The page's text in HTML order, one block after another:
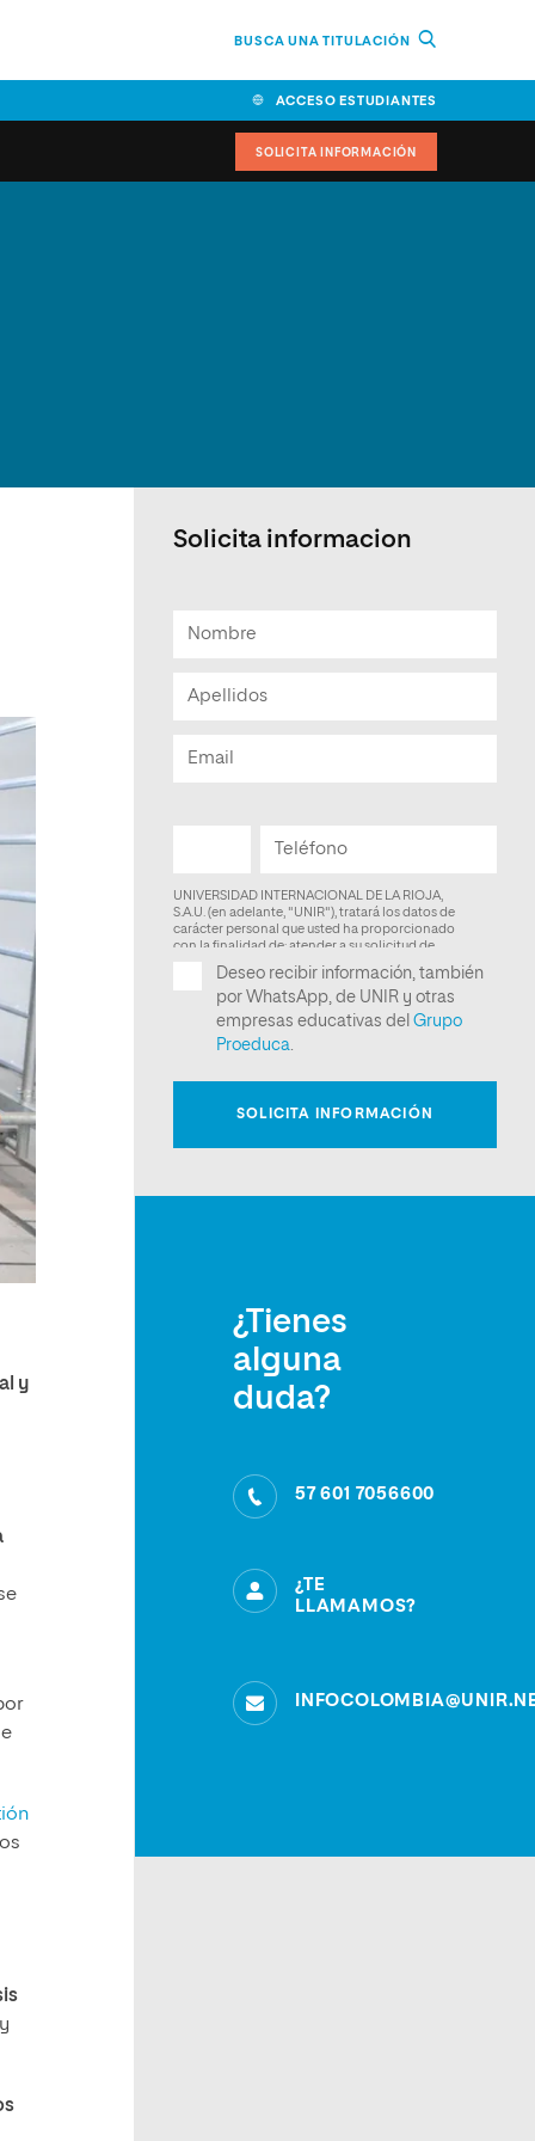
BUSCA UNA TITULACIÓN
ACCESO ESTUDIANTES
SOLICITA INFORMACIÓN
y
Solicita informacion
¿Tienes
alguna
duda?
57 601 7056600
¿TE
LLAMAMOS?